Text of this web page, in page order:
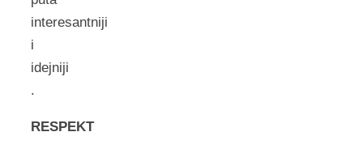
interesantniji
i
idejniji
.
RESPEKT